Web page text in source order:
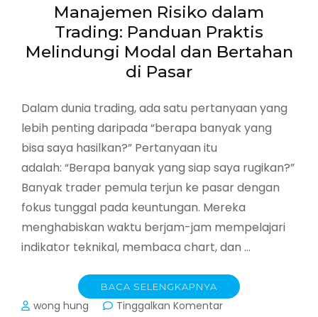
untuk
Trader
Pemula
hingga
Manajemen Risiko dalam
Trading: Panduan Praktis
Melindungi Modal dan Bertahan
di Pasar
Dalam dunia trading, ada satu pertanyaan yang
lebih penting daripada “berapa banyak yang
bisa saya hasilkan?” Pertanyaan itu
adalah: “Berapa banyak yang siap saya rugikan?”
Banyak trader pemula terjun ke pasar dengan
fokus tunggal pada keuntungan. Mereka
menghabiskan waktu berjam-jam mempelajari
indikator teknikal, membaca chart, dan …
BACA SELENGKAPNYA
wong hung Tinggalkan Komentarpada